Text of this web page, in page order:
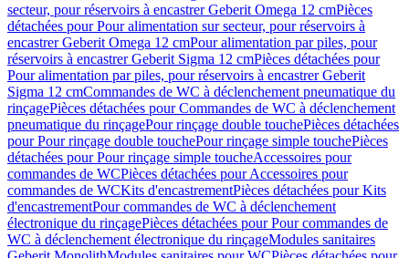
secteur, pour réservoirs à encastrer Geberit Omega 12 cmPièces
détachées pour Pour alimentation sur secteur, pour réservoirs à
encastrer Geberit Omega 12 cmPour alimentation par piles, pour
réservoirs à encastrer Geberit Sigma 12 cmPièces détachées pour
Pour alimentation par piles, pour réservoirs à encastrer Geberit
Sigma 12 cmCommandes de WC à déclenchement pneumatique du
rinçagePièces détachées pour Commandes de WC à déclenchement
pneumatique du rinçagePour rinçage double touchePièces détachées
pour Pour rinçage double touchePour rinçage simple touchePièces
détachées pour Pour rinçage simple toucheAccessoires pour
commandes de WCPièces détachées pour Accessoires pour
commandes de WCKits d'encastrementPièces détachées pour Kits
d'encastrementPour commandes de WC à déclenchement
électronique du rinçagePièces détachées pour Pour commandes de
WC à déclenchement électronique du rinçageModules sanitaires